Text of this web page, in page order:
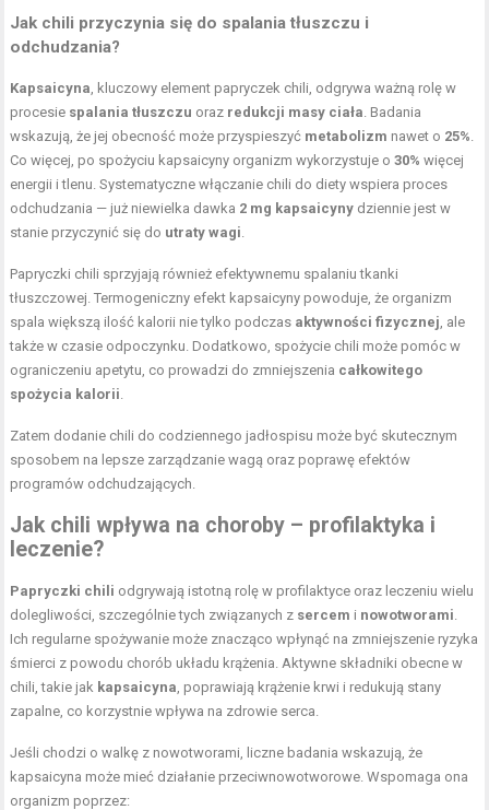
Jak chili przyczynia się do spalania tłuszczu i
odchudzania?
Kapsaicyna , kluczowy element papryczek chili, odgrywa ważną rolę w
procesie spalania tłuszczu oraz redukcji masy ciała . Badania
wskazują, że jej obecność może przyspieszyć metabolizm nawet o 25%
Co więcej, po spożyciu kapsaicyny organizm wykorzystuje o30% więcej
energii i tlenu. Systematyczne włączanie chili do diety wspiera proces
odchudzania — już niewielka dawka 2 mg kapsaicyny dziennie jest w
stanie przyczynić się do utraty wagi
Papryczki chili sprzyjają również efektywnemu spalaniu tkanki
tłuszczowej. Termogeniczny efekt kapsaicyny powoduje, że organizm
spala większą ilość kalorii nie tylko podczas aktywności fizycznej , ale
także w czasie odpoczynku. Dodatkowo, spożycie chili może pomóc w
ograniczeniu apetytu, co prowadzi do zmniejszenia całkowitego
spożycia kalorii
Zatem dodanie chili do codziennego jadłospisu może być skutecznym
sposobem na lepsze zarządzanie wagą oraz poprawę efektów
programów odchudzających.
Jak chili wpływa na choroby – profilaktyka i
leczenie?
Papryczki chili odgrywają istotną rolę w profilaktyce oraz leczeniu wielu
dolegliwości, szczególnie tych związanych z sercem i nowotworami
Ich regularne spożywanie może znacząco wpłynąć na zmniejszenie ryzyka
śmierci z powodu chorób układu krążenia. Aktywne składniki obecne w
chili, takie jak kapsaicyna , poprawiają krążenie krwi i redukują stany
zapalne, co korzystnie wpływa na zdrowie serca.
Jeśli chodzi o walkę z nowotworami, liczne badania wskazują, że
kapsaicyna może mieć działanie przeciwnowotworowe. Wspomaga ona
organizm poprzez: